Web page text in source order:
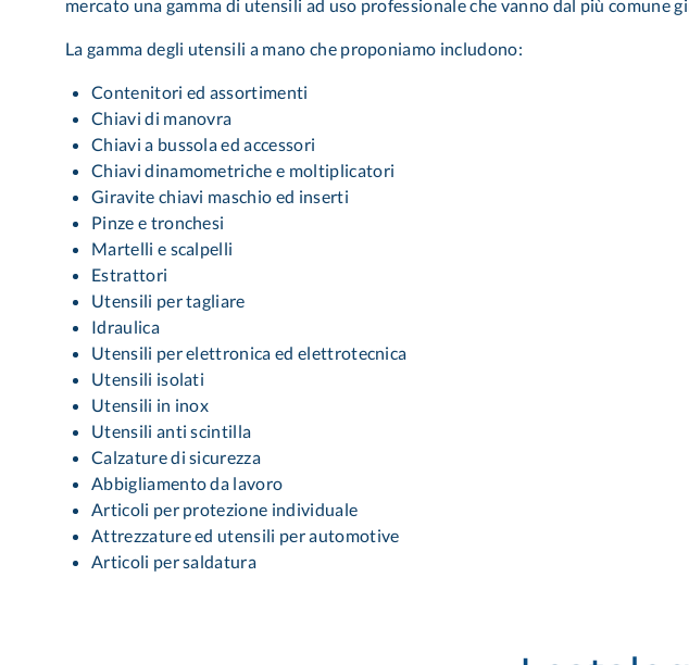
mercato una gamma di utensili ad uso professionale che vanno dal più
La gamma degli utensili a mano che proponiamo includono:
Contenitori ed assortimenti
Chiavi di manovra
Chiavi a bussola ed accessori
Chiavi dinamometriche e moltiplicatori
Giravite chiavi maschio ed inserti
Pinze e tronchesi
Martelli e scalpelli
Estrattori
Utensili per tagliare
Idraulica
Utensili per elettronica ed elettrotecnica
Utensili isolati
Utensili in inox
Utensili anti scintilla
Calzature di sicurezza
Abbigliamento da lavoro
Articoli per protezione individuale
Attrezzature ed utensili per automotive
Articoli per saldatura